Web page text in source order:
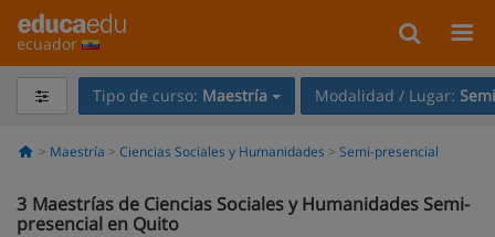
ecuador
Tipo de curso: Maestría Modalidad / Lugar:
Maestría Ciencias Sociales y Humanidades Semi-presencial
3 Maestrías de Ciencias Sociales y Humanidades Semi-
presencial en Quito